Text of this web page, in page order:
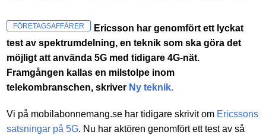
FÖRETAGSAFFÄRER
Ericsson har genomfört ett lyckat
test av spektrumdelning, en teknik som ska göra det
möjligt att använda 5G med tidigare 4G-nät.
Framgången kallas en milstolpe inom
telekombranschen, skriver Ny teknik.
Vi på mobilabonnemang.se har tidigare skrivit om Ericssons
satsningar på 5G. Nu har aktören genomfört ett test av så